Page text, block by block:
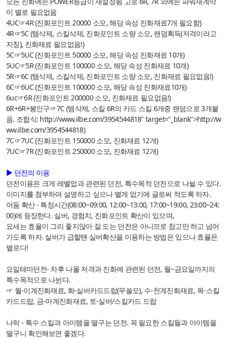
이 별로 필요없음
4UC☞4R (진화포인트 20000 소모, 해당 속성 진화재료7개 필요함)
4R☞5C (템삭제, 스킬삭제, 진화포인트 소량 소모, 랜덤획득(저격이라고
지칭), 진화재료 필요없음!)
5C☞5UC (진화포인트 50000 소모, 해당 속성 진화재료 10개)
5UC☞5R (진화포인트 100000 소모, 해당 속성 진화재료 10개)
5R☞6C (템삭제, 스킬삭제, 진화포인트 소량 소모, 진화재료 필요없음!)
6C☞6UC (진화포인트 100000 소모, 해당 속성 진화재료10개)
6uc☞6R (진화포인트 200000 소모, 진화재료 필요없음!)
6R+6R+봉인구☞7C (템삭제, 스킬 6R의 카드 스킬 6개중 랜덤으로 3개붙
음. 조합식: http://www.ilbe.com/3954544818" target="_blank">http://w
ww.ilbe.com/3954544818)
7C☞7UC (진화포인트 150000 소모, 진화재료 12개)
7UC☞7R (진화포인트 250000 소모, 진화재료 12개)
▶ 던전의 이용
던전이용은 크게 레벨업과 관련된 던전, 특수목적 던전으로 나뉠 수 있다.
이미지를 첨부하여 설명하고 싶으나 별게 없기에 글로써 적도록 하자.
어둠 확산 - 특정시간(08:00~09:00, 12:00~13:00, 17:00~19:00, 23:00~24:
00)에 등장한다. 실버, 경험치, 진화포인트 확산이 있으며,
요새는 효율이 그리 좋지않아 잘 도는 던전은 아니므로 참고만 하고 넘어
가도록 하자. 실버가 급할땐 실버확산을 이용하는 방법은 있으나 효율은
별로다!
요일테마던전- 차후 나올 저격과 진화에 관련된 던전, 월~금요일까지의
특수목적으로 나뉜다.
☞ 월-이계진화재료, 화-실버카드드랍(무쓸모), 수-천계진화재료, 목-스킬
카드드랍, 금-마계진화재료, 토-실버/스킬카드 드랍
나락 - 특수 스킬과 아이템을 떨구는 던전. 꼭 필요한 스킬들과 아이템을
떨구니 확인해보면 좋겠다.